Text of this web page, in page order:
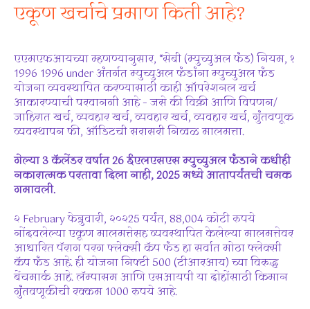
एकूण खर्चाचे प्रमाण किती आहे?
एएमएफआयच्या म्हणण्यानुसार, “सेबी (म्युच्युअल फंड) नियम, १
1996 1996 under अंतर्गत म्युच्युअल फंडांना म्युच्युअल फंड
योजना व्यवस्थापित करण्यासाठी काही ऑपरेशनल खर्च
आकारण्याची परवानगी आहे – जसे की विक्री आणि विपणन/
जाहिरात खर्च, व्यवहार खर्च, व्यवहार खर्च, व्यवहार खर्च, गुंतवणूक
व्यवस्थापन फी, ऑडिटची सरासरी निव्वळ मालमत्ता.
गेल्या 3 कॅलेंडर वर्षात 26 ईएलएसएस म्युच्युअल फंडाने कधीही
नकारात्मक परतावा दिला नाही, 2025 मध्ये आतापर्यंतची चमक
गमावली.
२ February फेब्रुवारी, २०२25 पर्यंत, 88,004 कोटी रुपये
नोंदवलेल्या एकूण मालमत्तेसह व्यवस्थापित केलेल्या मालमत्तेवर
आधारित पॅराग परग फ्लेक्सी कॅप फंड हा सर्वात मोठा फ्लेक्सी
कॅप फंड आहे. ही योजना निफ्टी 500 (टीआरआय) च्या विरूद्ध
बेंचमार्क आहे. लॅम्पासम आणि एसआयपी या दोहोंसाठी किमान
गुंतवणूकीची रक्कम 1000 रुपये आहे.